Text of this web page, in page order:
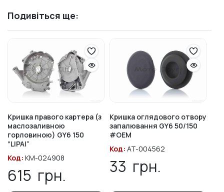
Подивіться ще:
Кришка правого картера (з
маслозаливною
горловиною) GY6 150
“LIPAI”
Код: KM-024908
615 грн.
Кришка оглядового отвору
запалювання GY6 50/150
#OEM
Код: AT-004562
33 грн.